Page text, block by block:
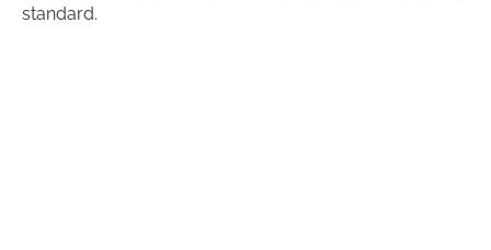
standard.